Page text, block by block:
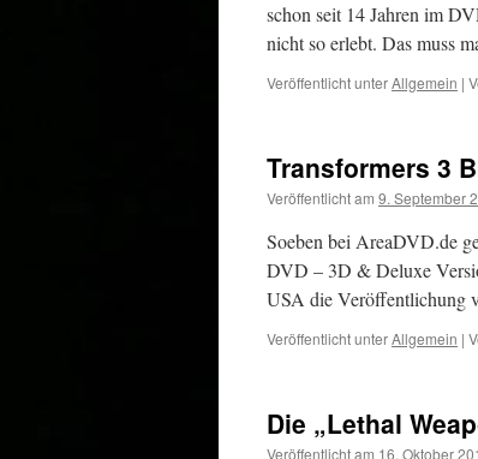
schon seit 14 Jahren im
nicht so erlebt. Das muss
Veröffentlicht unterAllgemein |
Transformers 3
Veröffentlicht am 9. September
Soeben bei AreaDVD.de
DVD – 3D & Deluxe
USA die Veröffentlichung
Veröffentlicht unterAllgemein |
Die „Lethal
Veröffentlicht am 16. Oktober